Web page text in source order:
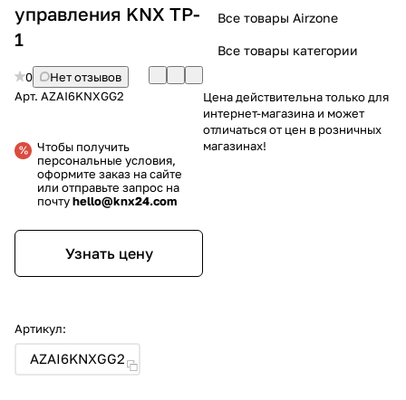
управления KNX TP-
1
0
Нет отзывов
Арт. AZAI6KNXGG2
Чтобы получить
персональные условия,
оформите заказ на сайте
или отправьте запрос на
почтуhello@knx24.com
Узнать цену
Артикул:
AZAI6KNXGG2
Все товары Airzone
Все товары категории
Цена действительна только для
интернет-магазина и может
отличаться от цен в розничных
магазинах!